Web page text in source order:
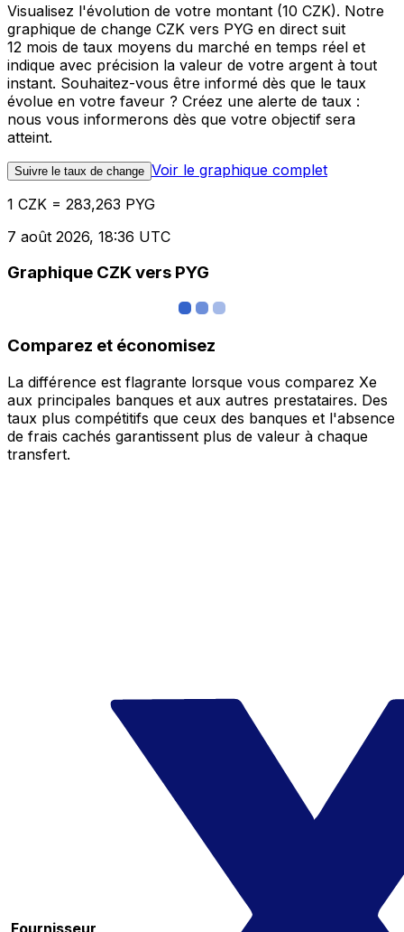
Visualisez l'évolution de votre montant (10 CZK). Notre
graphique de change CZK vers PYG en direct suit
12 mois de taux moyens du marché en temps réel et
indique avec précision la valeur de votre argent à tout
instant. Souhaitez-vous être informé dès que le taux
évolue en votre faveur ? Créez une alerte de taux :
nous vous informerons dès que votre objectif sera
atteint.
Suivre le taux de change Voir le graphique complet
1 CZK = 283,263 PYG
7 août 2026, 18:36 UTC
Graphique CZK vers PYG
Comparez et économisez
La différence est flagrante lorsque vous comparez Xe
aux principales banques et aux autres prestataires. Des
taux plus compétitifs que ceux des banques et l'absence
de frais cachés garantissent plus de valeur à chaque
transfert.
Fournisseur